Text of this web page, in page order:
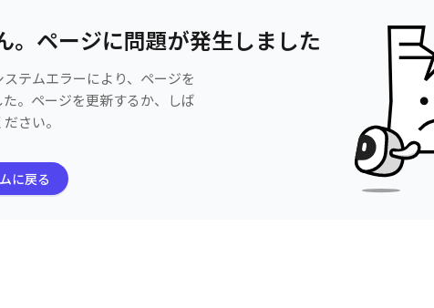
。ページに問題が発生しました
テムエラーにより、ページを
。ページを更新するか、しば
さい。
に戻る